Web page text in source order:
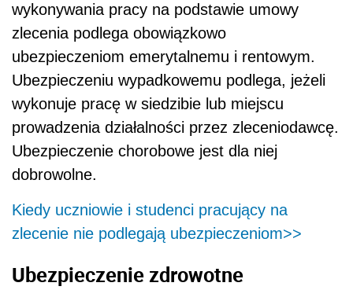
wykonywania pracy na podstawie umowy
zlecenia podlega obowiązkowo
ubezpieczeniom emerytalnemu i rentowym.
Ubezpieczeniu wypadkowemu podlega, jeżeli
wykonuje pracę w siedzibie lub miejscu
prowadzenia działalności przez zleceniodawcę.
Ubezpieczenie chorobowe jest dla niej
dobrowolne.
Kiedy uczniowie i studenci pracujący na
zlecenie nie podlegają ubezpieczeniom>>
Ubezpieczenie zdrowotne